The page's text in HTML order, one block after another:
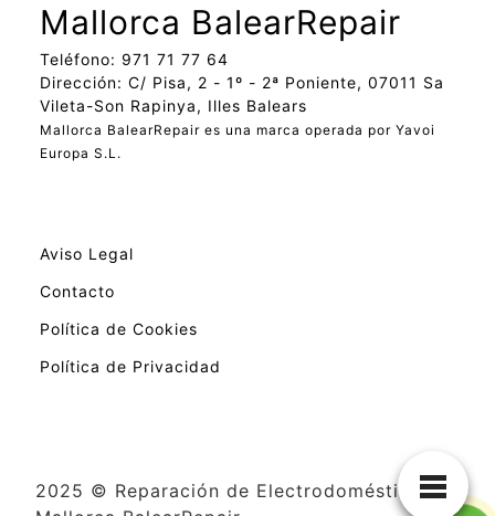
Mallorca BalearRepair
Teléfono: 971 71 77 64
Dirección: C/ Pisa, 2 - 1º - 2ª Poniente, 07011 Sa
Vileta-Son Rapinya, Illes Balears
Mallorca BalearRepair es una marca operada por Yavoi
Europa S.L.
Aviso Legal
Contacto
Política de Cookies
Política de Privacidad
2025 © Reparación de Electrodomésticos